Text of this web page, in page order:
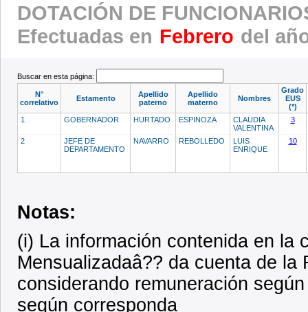
DOTACIÓN DE
Efectuadas en Febrero del
Buscar en esta página:
N°
correlativo
Estamento
Apellido
paterno
Apellido
materno
Nombres
Grado
EUS
(*)
1
GOBERNADOR HURTADO ESPINOZA
CLAUDIA
VALENTINA
3
2
JEFE DE
DEPARTAMENTO
NAVARRO REBOLLEDO
LUIS
ENRIQUE
10
Notas:
(i) La información contenida en la
Mensualizadaâ?? da cuenta de
considerando remuneración
según corresponda